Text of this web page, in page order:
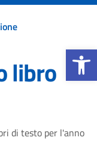
Apri la
libro
di testo per l'anno